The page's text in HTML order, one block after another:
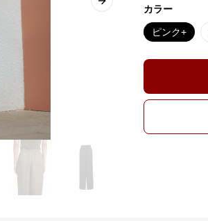
Next slide カラー
ピンク+